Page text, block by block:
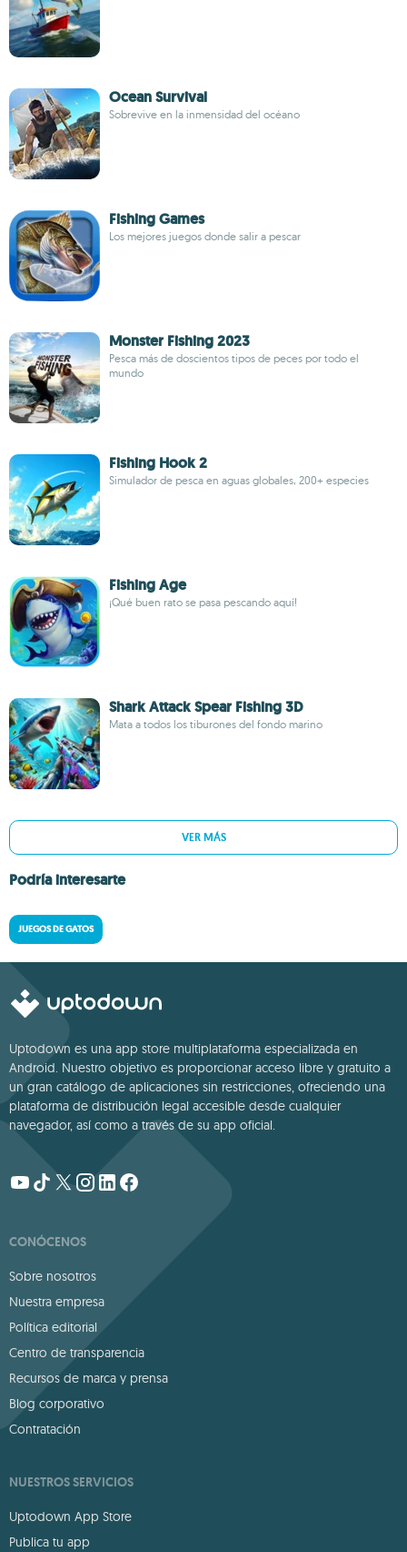
Ocean Survival
Sobrevive en la inmensidad del océano
Fishing Games
Los mejores juegos donde salir a pescar
Monster Fishing 2023
Pesca más de doscientos tipos de peces por todo el
mundo
Fishing Hook 2
Simulador de pesca en aguas globales, 200+ especies
Fishing Age
¡Qué buen rato se pasa pescando aquí!
Shark Attack Spear Fishing 3D
Mata a todos los tiburones del fondo marino
VER MÁS
Podría interesarte
JUEGOS DE GATOS
Uptodown es una app store multiplataforma especializada en
Android. Nuestro objetivo es proporcionar acceso libre y gratuito a
un gran catálogo de aplicaciones sin restricciones, ofreciendo una
plataforma de distribución legal accesible desde cualquier
navegador, así como a través de su app oficial.
CONÓCENOS
Sobre nosotros
Nuestra empresa
Política editorial
Centro de transparencia
Recursos de marca y prensa
Blog corporativo
Contratación
NUESTROS SERVICIOS
Uptodown App Store
Publica tu app